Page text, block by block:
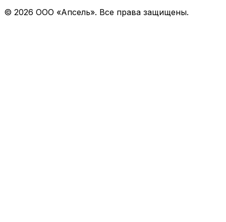
© 2026 ООО «Апсель». Все права защищены.